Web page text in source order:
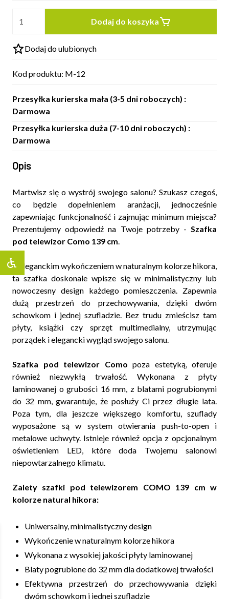
Dodaj do koszyka
Dodaj do ulubionych
Kod produktu: M-12
Przesyłka kurierska mała (3-5 dni roboczych) :
Darmowa
Przesyłka kurierska duża (7-10 dni roboczych) :
Darmowa
Opis
Martwisz się o wystrój swojego salonu? Szukasz czegoś,
co będzie dopełnieniem aranżacji, jednocześnie
zapewniając funkcjonalność i zajmując minimum miejsca?
Prezentujemy odpowiedź na Twoje potrzeby - Szafka
pod telewizor Como 139 cm.
Z eleganckim wykończeniem w naturalnym kolorze hikora,
ta szafka doskonale wpisze się w minimalistyczny lub
nowoczesny design każdego pomieszczenia. Zapewnia
dużą przestrzeń do przechowywania, dzięki dwóm
schowkom i jednej szufladzie. Bez trudu zmieścisz tam
płyty, książki czy sprzęt multimedialny, utrzymując
porządek i elegancki wygląd swojego salonu.
Szafka pod telewizor Como poza estetyką, oferuje
również niezwykłą trwałość. Wykonana z płyty
laminowanej o grubości 16 mm, z blatami pogrubionymi
do 32 mm, gwarantuje, że posłuży Ci przez długie lata.
Poza tym, dla jeszcze większego komfortu, szuflady
wyposażone są w system otwierania push-to-open i
metalowe uchwyty. Istnieje również opcja z opcjonalnym
oświetleniem LED, które doda Twojemu salonowi
niepowtarzalnego klimatu.
Zalety szafki pod telewizorem COMO 139 cm w
kolorze natural hikora:
Uniwersalny, minimalistyczny design
Wykończenie w naturalnym kolorze hikora
Wykonana z wysokiej jakości płyty laminowanej
Blaty pogrubione do 32 mm dla dodatkowej trwałości
Efektywna przestrzeń do przechowywania dzięki
dwóm schowkom i jednej szufladzie